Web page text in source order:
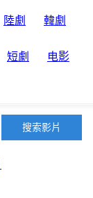
陸劇 韓劇
短劇 电影